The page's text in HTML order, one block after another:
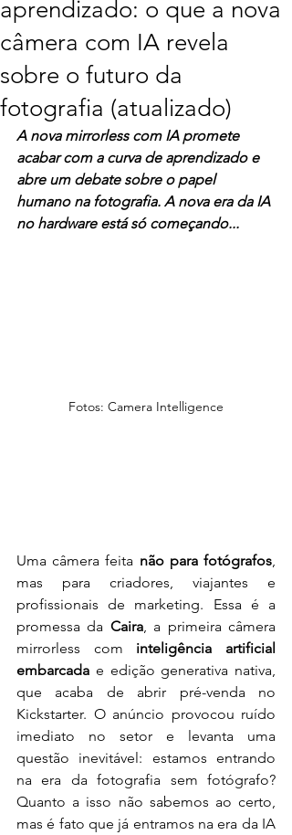
aprendizado: o que a nova
câmera com IA revela
sobre o futuro da
fotografia (atualizado)
A nova mirrorless com IA promete
acabar com a curva de aprendizado e
abre um debate sobre o papel
humano na fotografia. A nova era da IA
no hardware está só começando...
Fotos: Camera Intelligence
Uma câmera feita não para fotógrafos,
mas para criadores, viajantes e
profissionais de marketing. Essa é a
promessa da Caira, a primeira câmera
mirrorless com inteligência artificial
embarcada e edição generativa nativa,
que acaba de abrir pré-venda no
Kickstarter. O anúncio provocou ruído
imediato no setor e levanta uma
questão inevitável: estamos entrando
na era da fotografia sem fotógrafo?
Quanto a isso não sabemos ao certo,
mas é fato que já entramos na era da IA